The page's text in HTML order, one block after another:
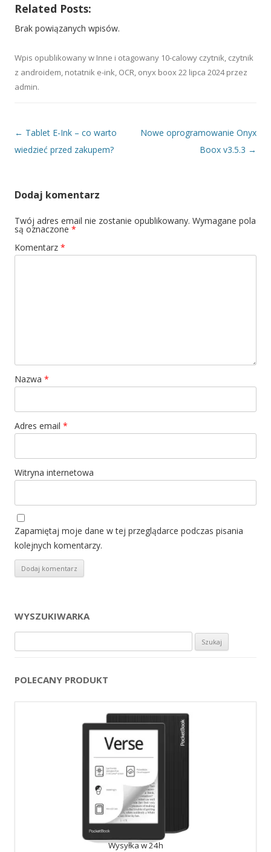
Related Posts:
Brak powiązanych wpisów.
Wpis opublikowany w Inne i otagowany 10-calowy czytnik, czytnik
z androidem, notatnik e-ink, OCR, onyx boox22 lipca 2024przez
admin.
Nawigacja wpisu
← Tablet E-Ink – co warto
wiedzieć przed zakupem?
Nowe oprogramowanie Onyx
Boox v3.5.3 →
Dodaj komentarz
Twój adres email nie zostanie opublikowany. Wymagane pola
są oznaczone *
Komentarz *
Nazwa *
Adres email *
Witryna internetowa
Zapamiętaj moje dane w tej przeglądarce podczas pisania
kolejnych komentarzy.
WYSZUKIWARKA
POLECANY PRODUKT
Wysyłka w 24h